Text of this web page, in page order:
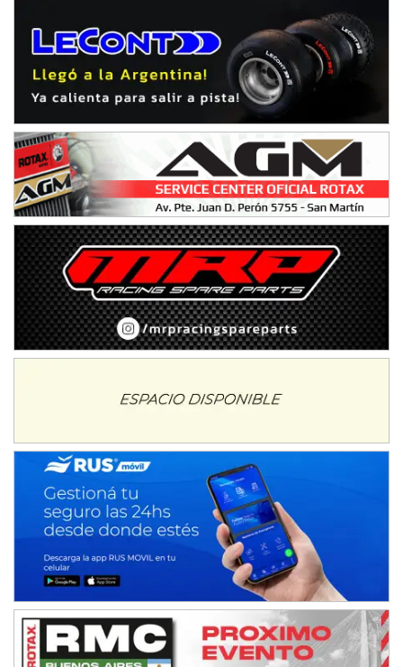
NORESTE SANTAFESINO - F6
Ciudad de Avellaneda (Asfalto)
Avellaneda (Santa Fe)
José Samuel Sánchez (Tierra)
Rufino (Santa Fe)
TUCUMANO - F5
Juan Navarro (Asfalto)
El Timbó (Tucumán)